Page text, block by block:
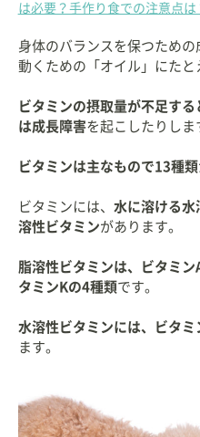
は必要？手作り食での注意点は
身体のバランスを保つため
動くための「オイル」にたと
ビタミンの摂取量が不足す
は成長障害を起こしたりしま
ビタミンは主なもので13種類
ビタミンには、 水に溶ける水
溶性ビタミンがあります。
脂溶性ビタミンは、ビタミ
タミンKの4種類です。
水溶性ビタミンには、ビタ
ます。